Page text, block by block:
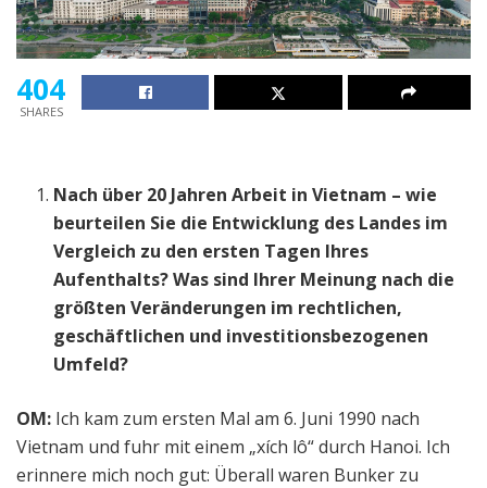
404
SHARES
Nach über 20 Jahren Arbeit in Vietnam – wie
beurteilen Sie die Entwicklung des Landes im
Vergleich zu den ersten Tagen Ihres
Aufenthalts? Was sind Ihrer Meinung nach die
größten Veränderungen im rechtlichen,
geschäftlichen und investitionsbezogenen
Umfeld?
OM: Ich kam zum ersten Mal am 6. Juni 1990 nach
Vietnam und fuhr mit einem „xích lô“ durch Hanoi. Ich
erinnere mich noch gut: Überall waren Bunker zu